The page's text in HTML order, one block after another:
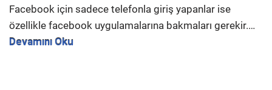
Facebook için sadece telefonla giriş yapanlar ise
özellikle facebook uygulamalarına bakmaları gerekir.…
Devamını Oku